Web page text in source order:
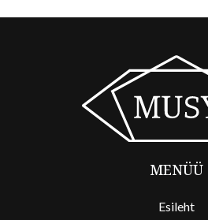
MENÜÜ
Esileht